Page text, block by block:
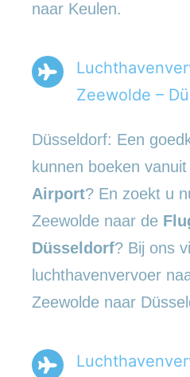
naar Keulen.
Zeewolde –
Düsseldorf: Een
kunnen boeken vanuit
Airport? En zoekt u
Zeewolde naar de
Düsseldorf? Bij ons
luchthavenvervoer
Zeewolde naar